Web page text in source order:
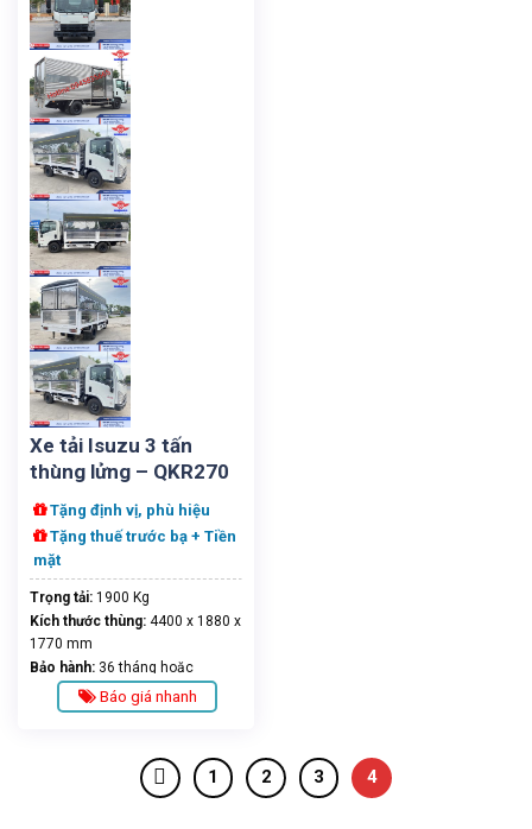
Xe tải Isuzu 3 tấn
thùng lửng – QKR270
Tặng định vị, phù hiệu
Tặng thuế trước bạ + Tiền
mặt
Trọng tải:1900 Kg
Kích thước thùng:4400 x 1880 x
1770 mm
Bảo hành: 36 tháng hoặc
100.000kmBáo giá nhanh
1 2 3 4